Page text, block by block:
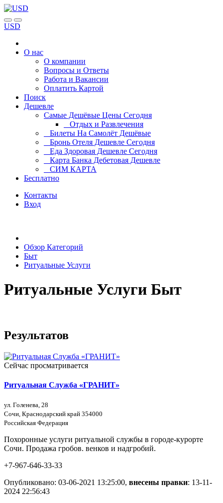
USD
О нас
О компании
Вопросы и Ответы
Работа и Вакансии
Оплатить Картой
Поиск
Дешевле
Самые Дешёвые Цены Сегодня
Отдых и Развлечения
Билеты На Самолёт Дешёвые
Бронь Отеля Дешевле Сегодня
Еда Здоровая Дешевле Сегодня
Карта Банка Дебетовая Дешевле
СИМ КАРТА
Бесплатно
Контакты
Вход
Обзор Категорий
Быт
Ритуальные Услуги
Ритуальные Услуги Быт
Результатов
Сейчас просматривается
Ритуальная Служба «ГРАНИТ»
ул. Голенева, 28
Сочи, Краснодарский край 354000
Российская Федерация
Похоронные услуги ритуальной службы в городе-курорте
Сочи. Продажа гробов. венков и надгробий.
+7-967-646-33-33
Опубликовано: 03-06-2021 13:25:00, внесены правки: 13-11-
2024 22:56:43